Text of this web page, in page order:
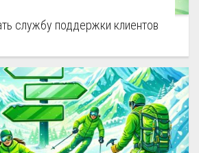
службу поддержки клиентов